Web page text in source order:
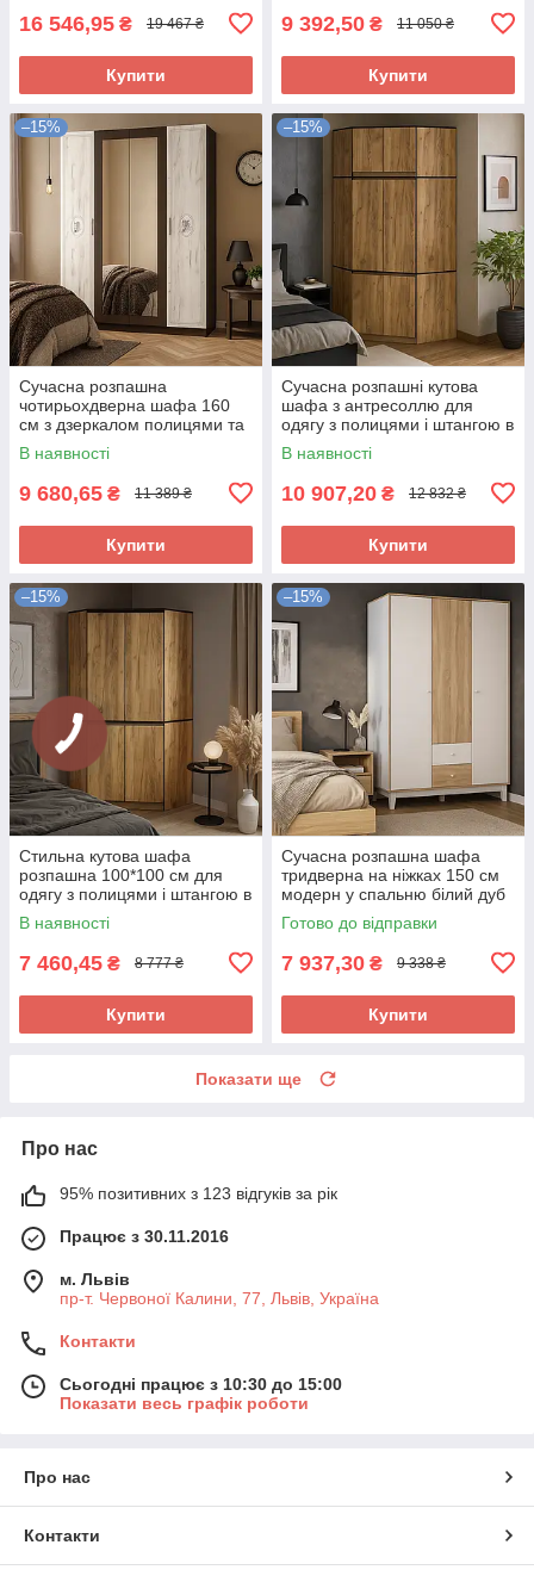
16 546,95 ₴ 19 467 ₴
Купити
9 392,50 ₴ 11 050 ₴
Купити
–15%
Сучасна розпашна
чотирьохдверна шафа 160
см з дзеркалом полицями та
штангою в спальню венге
Араміс Мебель Сервіс
В наявності
9 680,65 ₴ 11 389 ₴
Купити
–15%
Сучасна розпашні кутова
шафа з антресоллю для
одягу з полицями і штангою в
спальню Бруклін Мебель
Сервіс
В наявності
10 907,20 ₴ 12 832 ₴
Купити
–15%
Стильна кутова шафа
розпашна 100*100 см для
одягу з полицями і штангою в
спальню ЛДСП Бруклін
Мебель Сервіс
В наявності
7 460,45 ₴ 8 777 ₴
Купити
–15%
Сучасна розпашна шафа
тридверна на ніжках 150 см
модерн у спальню білий дуб
сонома Глорія Мебель
Сервіс
Готово до відправки
7 937,30 ₴ 9 338 ₴
Купити
Показати ще
Про нас
95% позитивних з 123 відгуків за рік
Працює з 30.11.2016
м. Львів
пр-т. Червоної Калини, 77, Львів, Україна
Контакти
Сьогодні працює з 10:30 до 15:00
Показати весь графік роботи
Про нас
Контакти